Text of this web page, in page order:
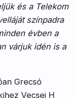
és a Telekom
színpadra
évben a
várjuk idén is a
Grecsó
Vecsei H